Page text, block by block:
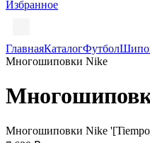
Избранное
ГлавнаяКаталогФутбол
Многошиповки Nike
Многошиповки Nike